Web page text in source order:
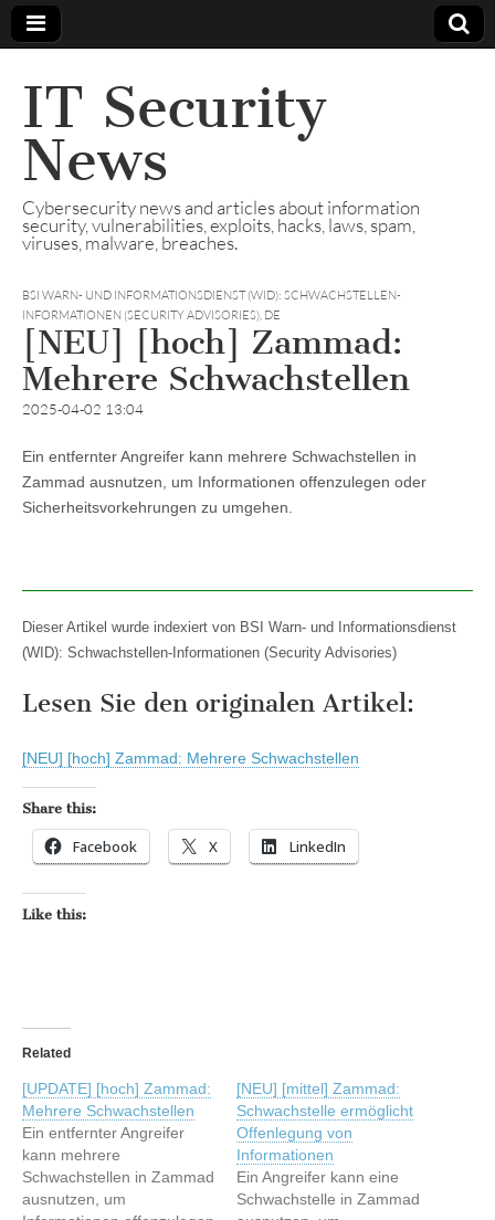
IT Security
News
Cybersecurity news and articles about information
security, vulnerabilities, exploits, hacks, laws, spam,
viruses, malware, breaches.
BSI WARN- UND INFORMATIONSDIENST (WID): SCHWACHSTELLEN-
INFORMATIONEN (SECURITY ADVISORIES), DE
[NEU] [hoch] Zammad:
Mehrere Schwachstellen
2025-04-02 13:04
Ein entfernter Angreifer kann mehrere Schwachstellen in
Zammad ausnutzen, um Informationen offenzulegen oder
Sicherheitsvorkehrungen zu umgehen.
Dieser Artikel wurde indexiert von BSI Warn- und Informationsdienst
(WID): Schwachstellen-Informationen (Security Advisories)
Lesen Sie den originalen Artikel:
[NEU] [hoch] Zammad: Mehrere Schwachstellen
Share this:
Facebook X LinkedIn
Like this:
Related
[UPDATE] [hoch] Zammad:
Mehrere Schwachstellen
Ein entfernter Angreifer
kann mehrere
Schwachstellen in Zammad
ausnutzen, um
[NEU] [mittel] Zammad:
Schwachstelle ermöglicht
Offenlegung von
Informationen
Ein Angreifer kann eine
Schwachstelle in Zammad